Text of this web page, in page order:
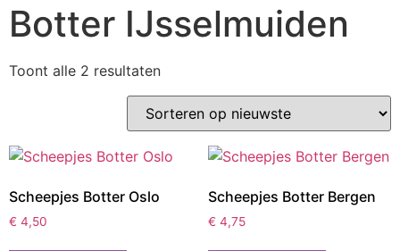
Botter IJsselmuiden
Toont alle 2 resultaten
Scheepjes Botter Oslo
€ 4,50
Scheepjes Botter Bergen
€ 4,75